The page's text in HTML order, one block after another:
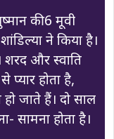
की 6 मूवी
ने किया है।
और स्वाति
होता है,
जाते हैं। दो साल
सामना होता है।